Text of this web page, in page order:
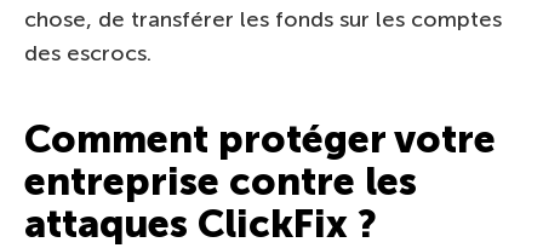
chose, de transférer les fonds sur les comptes
des escrocs.
Comment protéger votre
entreprise contre les
attaques ClickFix ?